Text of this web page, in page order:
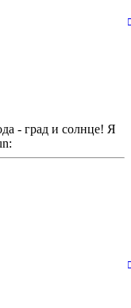
- град и солнце! Я